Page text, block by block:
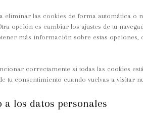
eliminar las cookies de forma automática o
opción es cambiar los ajustes de tu
más información sobre estas
correctamente si todas las cookies
tu consentimiento cuando vuelvas a visitar
a los datos personales